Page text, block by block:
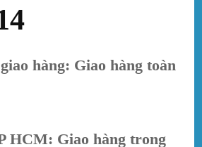
hàng: Giao hàng toàn
HCM: Giao hàng trong